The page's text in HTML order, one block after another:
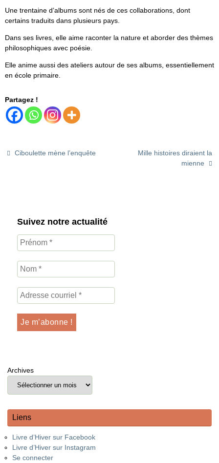
Une trentaine d’albums sont nés de ces collaborations, dont
certains traduits dans plusieurs pays.
Dans ses livres, elle aime raconter la nature et aborder des thèmes
philosophiques avec poésie.
Elle anime aussi des ateliers autour de ses albums, essentiellement
en école primaire.
Partagez !
Ciboulette mène l’enquête
Mille histoires diraient la
mienne
Suivez notre actualité
Archives
Liens
Livre d’Hiver sur Facebook
Livre d’Hiver sur Instagram
Se connecter